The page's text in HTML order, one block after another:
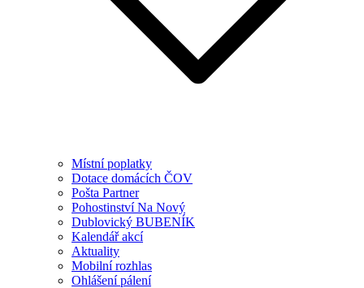
Místní poplatky
Dotace domácích ČOV
Pošta Partner
Pohostinství Na Nový
Dublovický BUBENÍK
Kalendář akcí
Aktuality
Mobilní rozhlas
Ohlášení pálení